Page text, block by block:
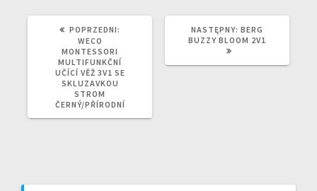
POPRZEDNI:
WECO
MONTESSORI
MULTIFUNKČNÍ
UČÍCÍ VĚŽ 3V1 SE
SKLUZAVKOU
STROM
ČERNÝ/PŘÍRODNÍ
NASTĘPNY: NASTĘPNY
WPIS:
BERG
BUZZY BLOOM 2V1